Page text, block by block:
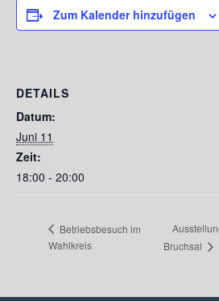
Zum Kalender hinzufügen
DETAILS
Datum:
Juni 11
Zeit:
18:00 - 20:00
Betriebsbesuch im
Wahlkreis
Bruchsal